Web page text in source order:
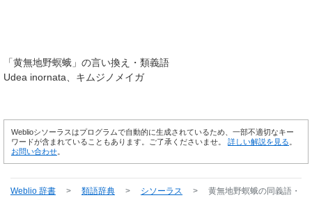
「黄無地野螟蛾 」の言い換え・類義語
Udea inornata
キムジノメイガ
Weblioシソーラスはプログラムで自動的に生成されているため、一部不適切なキー
ワードが含まれていることもあります。ご了承くださいませ。 詳しい解説を見る
お問い合わせ
Weblio 辞書 > 類語辞典 > シソーラス > 黄無地野螟蛾の同義語・